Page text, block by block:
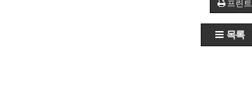
프린트
목록